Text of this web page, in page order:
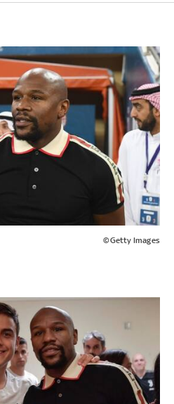
©Getty Images